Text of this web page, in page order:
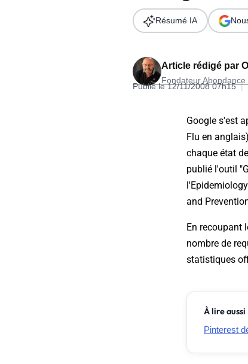
Télécharger
Formation SEO & GEO -
Article rédigé par
Fondateur Abondance
Publié le 12/11/2008 07h15 |
Résumé IA
Google s'est
Flu en
chaque état
publié l'outil
l'
and
En recoupant
nombre de
statistiques
À lire aussi
Pinterest